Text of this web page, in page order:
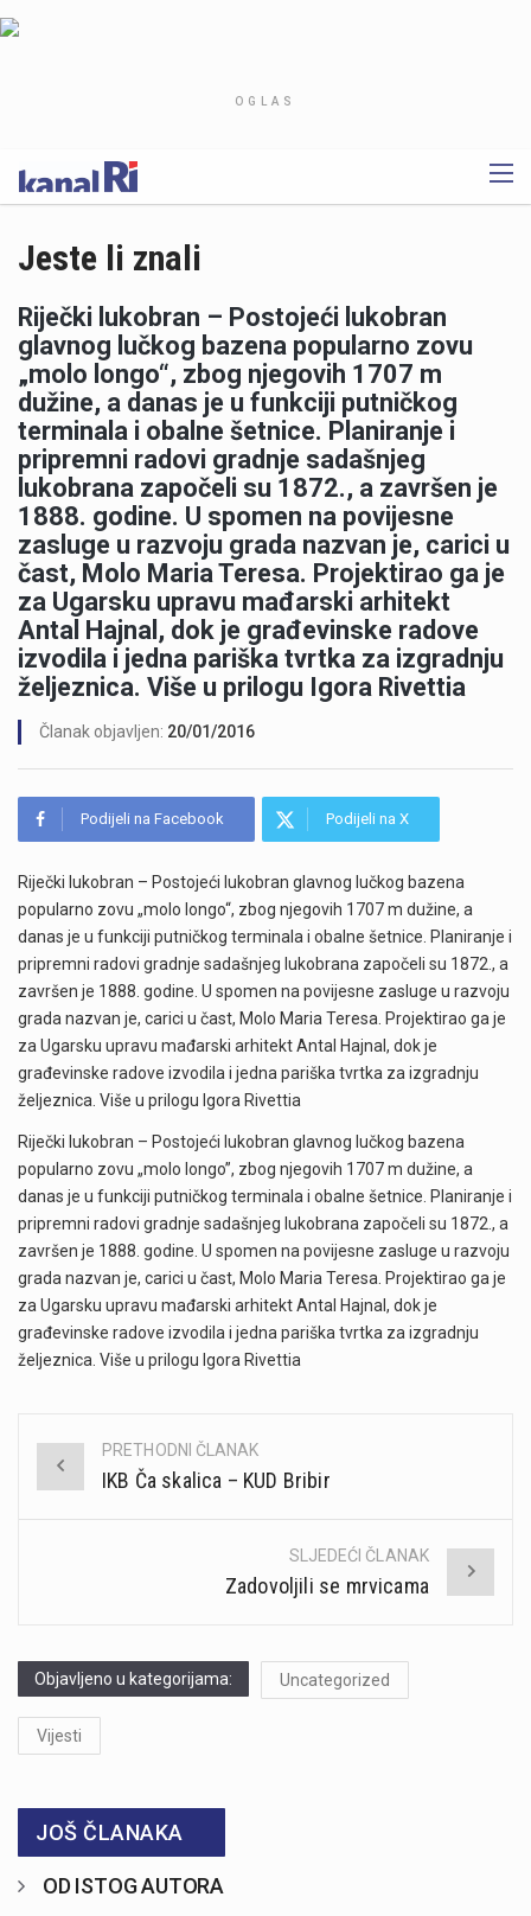
OGLAS
Jeste li znali
Riječki lukobran – Postojeći lukobran
glavnog lučkog bazena popularno zovu
„molo longo“, zbog njegovih 1707 m
dužine, a danas je u funkciji putničkog
terminala i obalne šetnice. Planiranje i
pripremni radovi gradnje sadašnjeg
lukobrana započeli su 1872., a završen je
1888. godine. U spomen na povijesne
zasluge u razvoju grada nazvan je, carici u
čast, Molo Maria Teresa. Projektirao ga je
za Ugarsku upravu mađarski arhitekt
Antal Hajnal, dok je građevinske radove
izvodila i jedna pariška tvrtka za izgradnju
željeznica. Više u prilogu Igora Rivettia
Članak objavljen: 20/01/2016
Podijeli na Facebook Podijeli na X
Riječki lukobran – Postojeći lukobran glavnog lučkog bazena
popularno zovu „molo longo“, zbog njegovih 1707 m dužine, a
danas je u funkciji putničkog terminala i obalne šetnice. Planiranje i
pripremni radovi gradnje sadašnjeg lukobrana započeli su 1872., a
završen je 1888. godine. U spomen na povijesne zasluge u razvoju
grada nazvan je, carici u čast, Molo Maria Teresa. Projektirao ga je
za Ugarsku upravu mađarski arhitekt Antal Hajnal, dok je
građevinske radove izvodila i jedna pariška tvrtka za izgradnju
željeznica. Više u prilogu Igora Rivettia
Riječki lukobran – Postojeći lukobran glavnog lučkog bazena
popularno zovu „molo longo”, zbog njegovih 1707 m dužine, a
danas je u funkciji putničkog terminala i obalne šetnice. Planiranje i
pripremni radovi gradnje sadašnjeg lukobrana započeli su 1872., a
završen je 1888. godine. U spomen na povijesne zasluge u razvoju
grada nazvan je, carici u čast, Molo Maria Teresa. Projektirao ga je
za Ugarsku upravu mađarski arhitekt Antal Hajnal, dok je
građevinske radove izvodila i jedna pariška tvrtka za izgradnju
željeznica. Više u prilogu Igora Rivettia
Post
PRETHODNI ČLANAK
IKB Ča skalica – KUD Bribir
SLJEDEĆI ČLANAK
Zadovoljili se mrvicama
Objavljeno u kategorijama: Uncategorized
Vijesti
JOŠ ČLANAKA
OD ISTOG AUTORA